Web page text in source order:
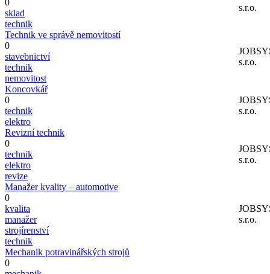
0
sklad
technik
s.r.o.
Technik ve správě nemovitostí
0
stavebnictví
technik
nemovitost
s.r.o.
Koncovkář
0
technik
elektro
s.r.o.
Revizní technik
0
technik
elektro
revize
s.r.o.
Manažer kvality – automotive
0
kvalita
manažer
strojírenství
technik
s.r.o.
Mechanik potravinářských strojů
0